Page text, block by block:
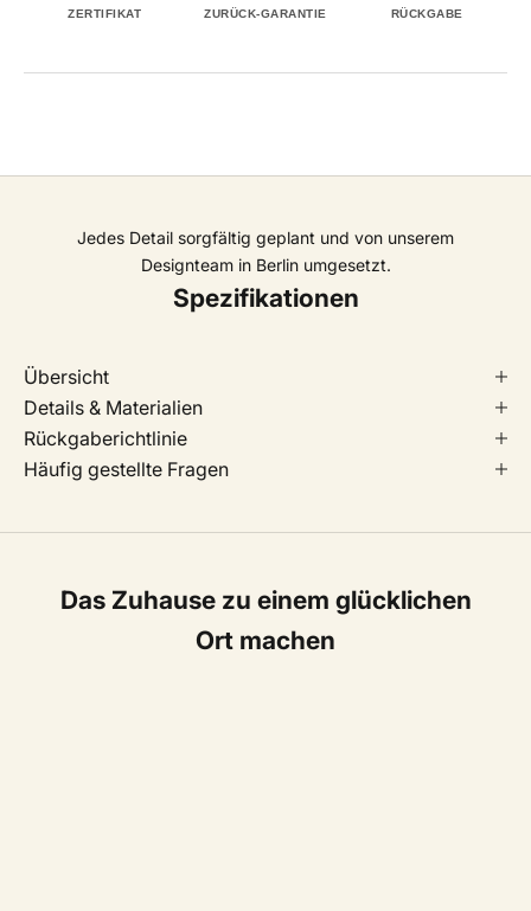
ZERTIFIKAT ZURÜCK-GARANTIE RÜCKGABE
Jedes Detail sorgfältig geplant und von unserem
Designteam in Berlin umgesetzt.
Spezifikationen
Übersicht
Details & Materialien
Rückgaberichtlinie
Häufig gestellte Fragen
Das Zuhause zu einem glücklichen
Ort machen